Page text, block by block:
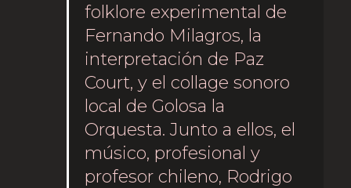
folklore experimental de
Fernando Milagros, la
interpretación de Paz
Court, y el collage sonoro
local de Golosa la
Orquesta. Junto a ellos, el
músico, profesional y
profesor chileno, Rodrigo